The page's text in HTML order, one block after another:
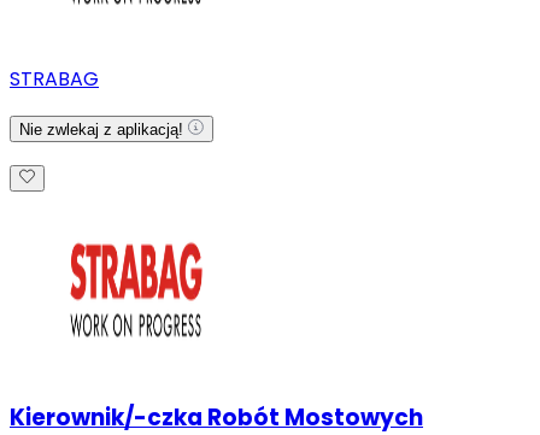
STRABAG
Nie zwlekaj z aplikacją!
Kierownik/-czka Robót Mostowych